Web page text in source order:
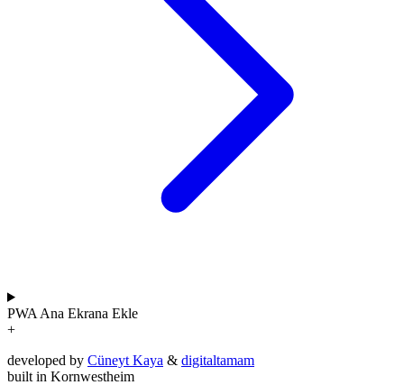
PWA Ana Ekrana Ekle
+
developed by Cüneyt Kaya & digitaltamam
built in Kornwestheim